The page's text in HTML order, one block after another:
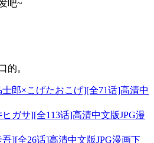
吧~
的。
郎×こげたおこげ][全71话]高清中
ガサ][全113话]高清中文版JPG漫
][全26话]高清中文版JPG漫画下